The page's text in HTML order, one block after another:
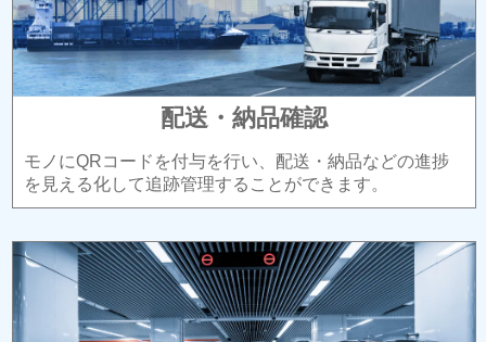
配送・納品確認
モノにQRコードを付与を行い、配送・納品などの進捗
を見える化して追跡管理することができます。